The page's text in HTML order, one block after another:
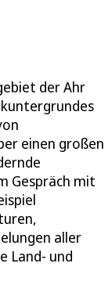
der Ahr
einen großen
Gespräch mit
aller
Land- und